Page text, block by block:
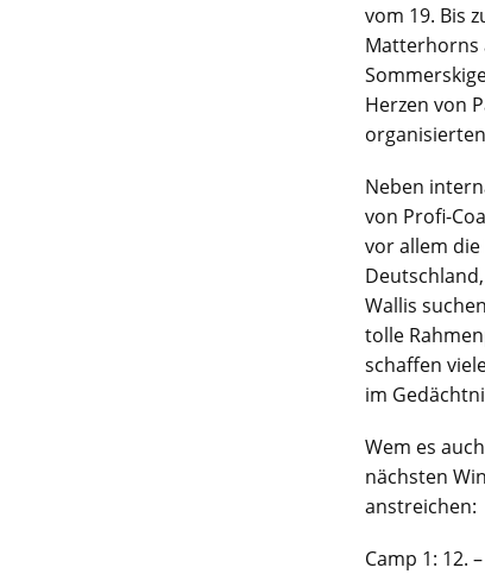
vom 19. Bis
Matterhorns
Herzen von
Neben
von Profi-
vor allem die
Wallis
tolle
schaffen
im
Wem es
nächsten
anstreichen:
Camp 1: 12.